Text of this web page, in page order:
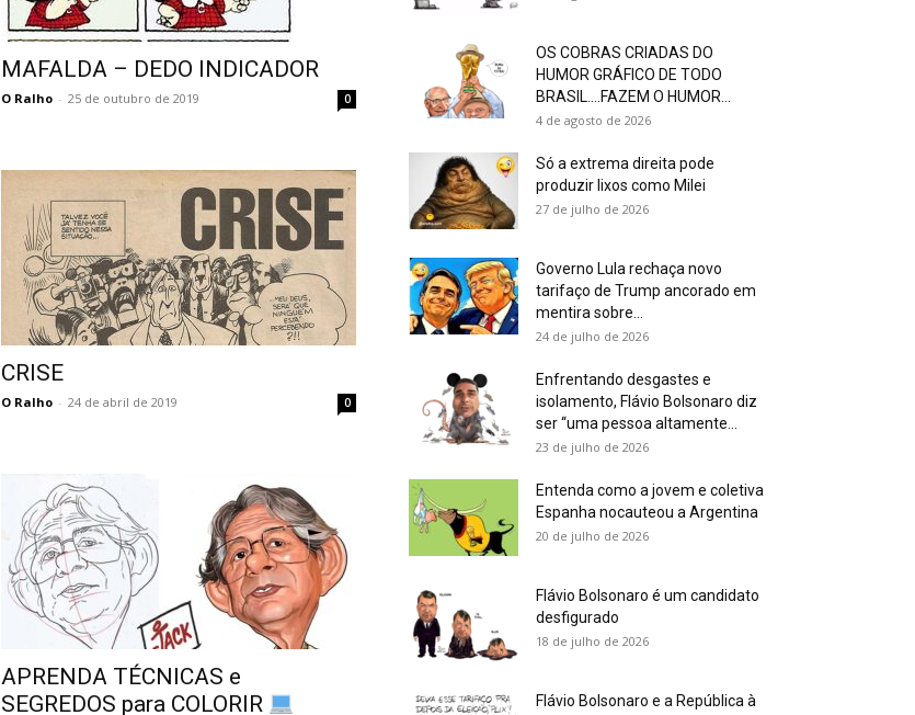
MAFALDA – DEDO INDICADOR
O Ralho - 25 de outubro de 2019 0
CRISE
O Ralho - 24 de abril de 2019 0
APRENDA TÉCNICAS e
SEGREDOS para COLORIR
OS COBRAS CRIADAS DO
HUMOR GRÁFICO DE TODO
BRASIL….FAZEM O HUMOR...
4 de agosto de 2026
Só a extrema direita pode
produzir lixos como Milei
27 de julho de 2026
Governo Lula rechaça novo
tarifaço de Trump ancorado em
mentira sobre...
24 de julho de 2026
Enfrentando desgastes e
isolamento, Flávio Bolsonaro diz
ser “uma pessoa altamente...
23 de julho de 2026
Entenda como a jovem e coletiva
Espanha nocauteou a Argentina
20 de julho de 2026
Flávio Bolsonaro é um candidato
desfigurado
18 de julho de 2026
Flávio Bolsonaro e a República à